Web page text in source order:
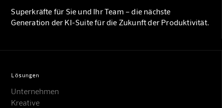
Superkräfte für Sie und Ihr Team – die nächste
Generation der KI-Suite für die Zukunft der Produktivität.
Lösungen
Unternehmen
Kreative